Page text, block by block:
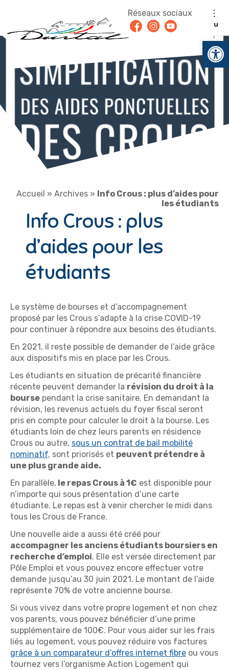
Menu
Réseaux sociaux
FacebookInstagram
Youtube
Accueil » Archives » Info Crous : plus d’aides pour
les étudiants
Info Crous : plus
d’aides pour les
étudiants
Le système de bourses et d’accompagnement
proposé par les Crous s’adapte à la crise COVID-19
pour continuer à répondre aux besoins des étudiants.
En 2021, il reste possible de demander de l’aide grâce
aux dispositifs mis en place par les Crous.
Les étudiants en situation de précarité financière
récente peuvent demander la révision du droit à la
bourse pendant la crise sanitaire. En demandant la
révision, les revenus actuels du foyer fiscal seront
pris en compte pour calculer le droit à la bourse. Les
étudiants loin de chez leurs parents en résidence
Crous ou autre, sous un contrat de bail mobilité
nominatif, sont priorisés et peuvent prétendre à
une plus grande aide.
En parallèle, le repas Crous à 1€ est disponible pour
n’importe qui sous présentation d’une carte
étudiante. Le repas est à venir chercher le midi dans
tous les Crous de France.
Une nouvelle aide a aussi été créé pour
accompagner les anciens étudiants boursiers en
recherche d’emploi. Elle est versée directement par
Pôle Emploi et vous pouvez encore effectuer votre
demande jusqu’au 30 juin 2021. Le montant de l’aide
représente 70% de votre ancienne bourse.
Si vous vivez dans votre propre logement et non chez
vos parents, vous pouvez bénéficier d’une prime
supplémentaire de 100€. Pour vous aider sur les frais
liés au logement, vous pouvez réduire vos factures
grâce à un comparateur d’offres internet fibre ou vous
tournez vers l’organisme Action Logement qui